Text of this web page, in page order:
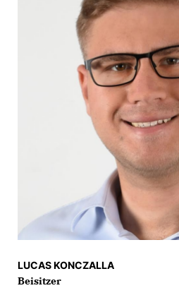
LUCAS KONCZALLA
Beisitzer